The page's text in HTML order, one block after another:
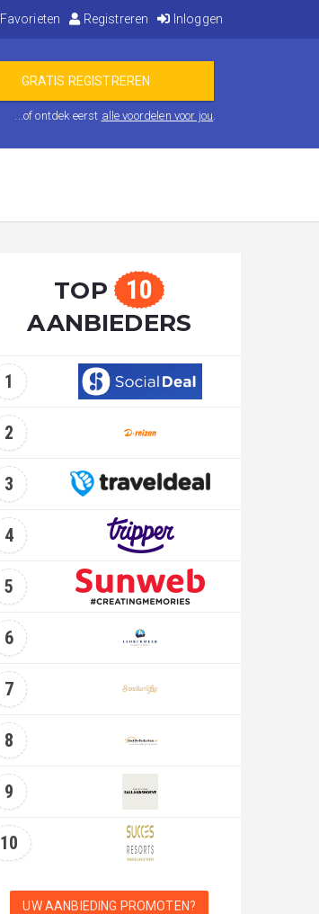
Favorieten Registreren Inloggen
...of ontdek eerst alle voordelen voor jou.
TOP 10
AANBIEDERS
1
2
3
4
5
6
7
8
9
10
UW AANBIEDING PROMOTEN?